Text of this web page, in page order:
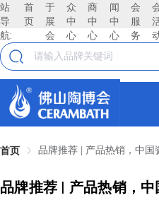
站
导
航:
首
页
于
展
会
众
中
心
商
中
心
闻
中
心
会
服
务
首页 品牌推荐 | 产品热销，中国
品牌推荐 | 产品热销，